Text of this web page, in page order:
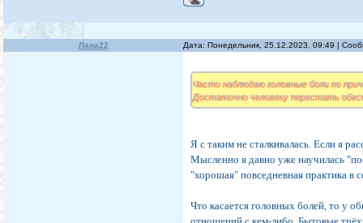
Лана22 Дата: Понедельник, 25.12.2023, 09:49 |
Часто наблюдаю головные боли по
Достаточно человеку перестать
Я с таким не сталкивалась. Если я
Мысленно я давно уже научилась
"хорошая" повседневная практика в
Что касается головных болей, то у